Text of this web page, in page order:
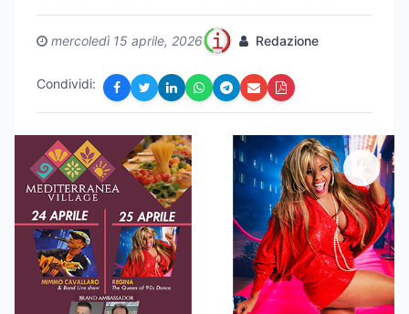
mercoledì 15 aprile, 2026 Redazione
Condividi: